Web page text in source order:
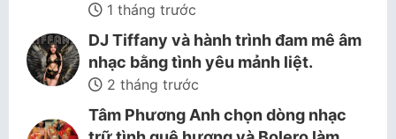
1 tháng trước
DJ Tiffany và hành trình đam mê âm
nhạc bằng tình yêu mảnh liệt.
2 tháng trước
Tâm Phương Anh chọn dòng nhạc